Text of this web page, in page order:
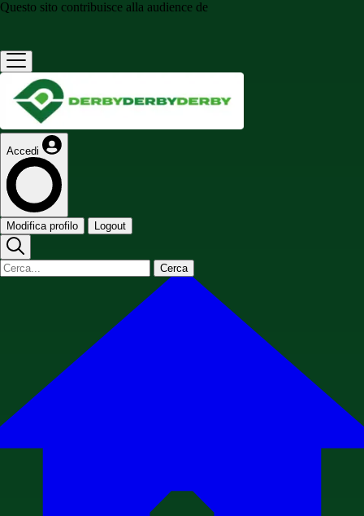
Questo sito contribuisce alla audience de
Accedi
Modifica profilo Logout
Cerca